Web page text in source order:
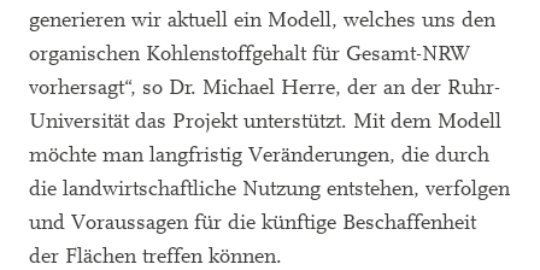
generieren wir aktuell ein Modell, welches uns den
organischen Kohlenstoffgehalt für Gesamt-NRW
vorhersagt“, so Dr. Michael Herre, der an der Ruhr-
Universität das Projekt unterstützt. Mit dem Modell
möchte man langfristig Veränderungen, die durch
die landwirtschaftliche Nutzung entstehen, verfolgen
und Voraussagen für die künftige Beschaffenheit
der Flächen treffen können.